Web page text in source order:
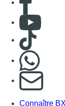
Connaître